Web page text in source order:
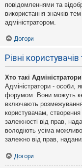
повідомленнями та
використання значків
адміністратором.
Догори
Рівні користувачів
Хто такі
Адміністратори - особи,
форумом. Вони можуть
включають
користувачам,
залежності від прав,
володіють усіма
залежно від прав,
Догори